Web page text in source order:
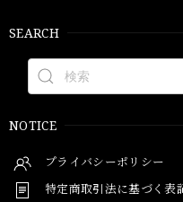
SEARCH
NOTICE
プライバシーポリシー
特定商取引法に基づく表